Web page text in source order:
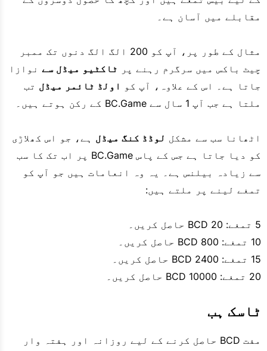
مقابلے میں آسان ہے۔
مثال کے طور پر، آپ کو 200 الگ الگ دنوں تک ممبر
چیٹ باکس میں سرگرم رہنے پر ٹاکٹیو میڈل سے نوازا
جاتا ہے۔ اس کے علاوہ، آپ کو اولڈ ٹائمر میڈل تب
ملتا ہے جب آپ 1 سال سے BC.Game کے رکن ہوتے ہیں۔
اٹھانا سب سے مشکل لوڈڈ کنگ میڈل ہے، جو اس کھلاڑی
کو دیا جاتا ہے جس کے پاس BC.Game پر اب تک کا سب
سے زیادہ بیلنس ہے۔ یہ وہ انعامات ہیں جو آپ کو
تمغے لینے پر ملتے ہیں:
5 تمغے: 20 BCD حاصل کریں۔
10 تمغے: 800 BCD حاصل کریں۔
15 تمغے: 2400 BCD حاصل کریں۔
20 تمغے: 10000 BCD حاصل کریں۔
ٹاسک ہب
مفت BCD حاصل کرنے کے لیے روزانہ اور ہفتہ وار